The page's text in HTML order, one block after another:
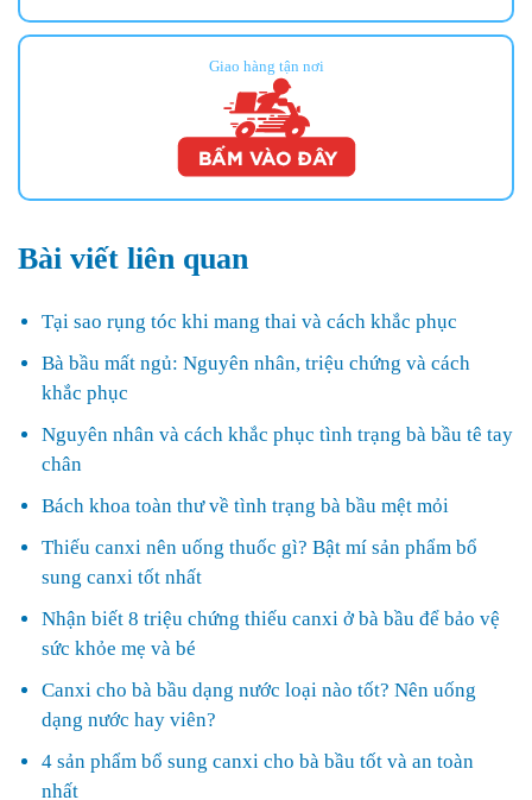
Giao hàng tận nơi
Bài viết liên quan
Tại sao rụng tóc khi mang thai và cách khắc phục
Bà bầu mất ngủ: Nguyên nhân, triệu chứng và cách
khắc phục
Nguyên nhân và cách khắc phục tình trạng bà bầu tê tay
chân
Bách khoa toàn thư về tình trạng bà bầu mệt mỏi
Thiếu canxi nên uống thuốc gì? Bật mí sản phẩm bổ
sung canxi tốt nhất
Nhận biết 8 triệu chứng thiếu canxi ở bà bầu để bảo vệ
sức khỏe mẹ và bé
Canxi cho bà bầu dạng nước loại nào tốt? Nên uống
dạng nước hay viên?
4 sản phẩm bổ sung canxi cho bà bầu tốt và an toàn
nhất